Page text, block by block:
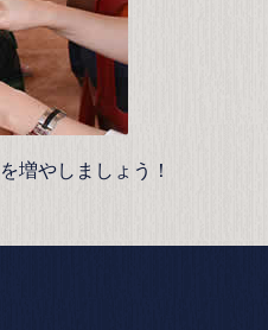
増やしましょう！